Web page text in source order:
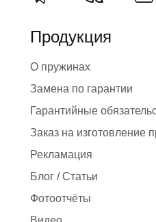
Продукция
О пружинах
Замена по гарантии
Гарантийные
Заказ на изготовление
Рекламация
Блог / Статьи
Фотоотчёты